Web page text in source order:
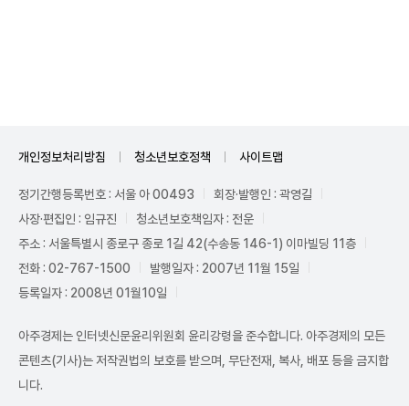
개인정보처리방침 청소년보호정책 사이트맵
정기간행등록번호 : 서울 아 00493
회장·발행인 : 곽영길
사장·편집인 : 임규진
청소년보호책임자 : 전운
주소 : 서울특별시 종로구 종로 1길 42(수송동 146-1) 이마빌딩 11층
전화 : 02-767-1500
발행일자 : 2007년 11월 15일
등록일자 : 2008년 01월10일
아주경제는 인터넷신문윤리위원회 윤리강령을 준수합니다. 아주경제의 모든
콘텐츠(기사)는 저작권법의 보호를 받으며, 무단전재, 복사, 배포 등을 금지합
니다.